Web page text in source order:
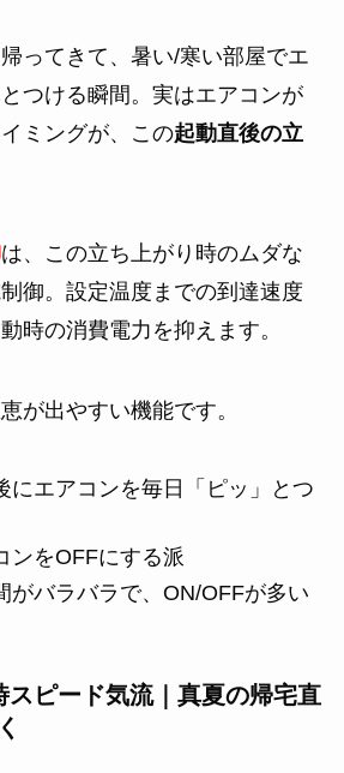
ってきて、暑い/寒い部屋でエ
つける瞬間。実はエアコンが
ミングが、この起動直後の立
は、この立ち上がり時のムダな
御。設定温度までの到達速度
時の消費電力を抑えます。
が出やすい機能です。
にエアコンを毎日「ピッ」とつ
ンをOFFにする派
がバラバラで、ON/OFFが多い
スピード気流｜真夏の帰宅直